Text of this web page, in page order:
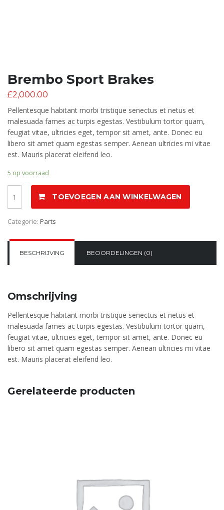
Brembo Sport Brakes
£2,000.00
Pellentesque habitant morbi tristique senectus et netus et
malesuada fames ac turpis egestas. Vestibulum tortor quam,
feugiat vitae, ultricies eget, tempor sit amet, ante. Donec eu
libero sit amet quam egestas semper. Aenean ultricies mi vitae
est. Mauris placerat eleifend leo.
5 op voorraad
TOEVOEGEN AAN WINKELWAGEN
Categorie: Parts
BESCHRIJVING BEOORDELINGEN (0)
Omschrijving
Pellentesque habitant morbi tristique senectus et netus et
malesuada fames ac turpis egestas. Vestibulum tortor quam,
feugiat vitae, ultricies eget, tempor sit amet, ante. Donec eu
libero sit amet quam egestas semper. Aenean ultricies mi vitae
est. Mauris placerat eleifend leo.
Gerelateerde producten